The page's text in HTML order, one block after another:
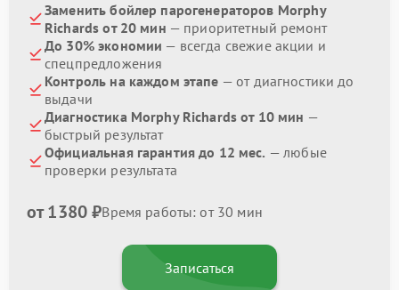
Заменить бойлер парогенераторов Morphy
Richards от 20 мин — приоритетный ремонт
До 30% экономии — всегда свежие акции и
спецпредложения
Контроль на каждом этапе — от диагностики до
выдачи
Диагностика Morphy Richards от 10 мин —
быстрый результат
Официальная гарантия до 12 мес. — любые
проверки результата
от 1380 ₽Время работы: от 30 мин
Записаться